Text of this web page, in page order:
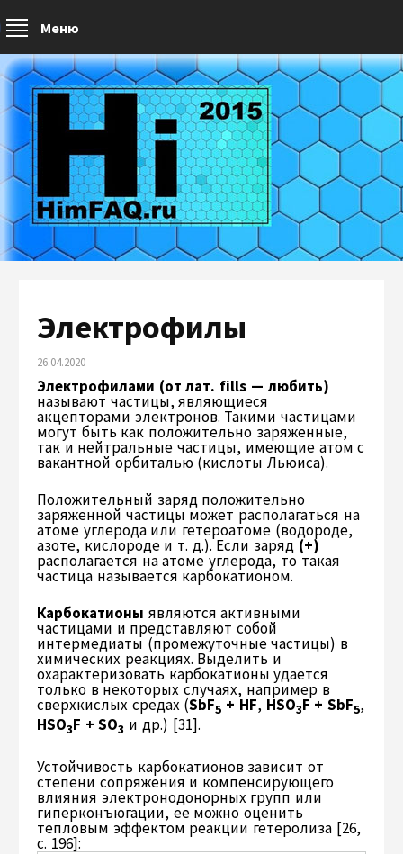
Меню
Электрофилы
26.04.2020
Электрофилами (от лат. fills — любить)
называют частицы, являющиеся
акцепторами электронов. Такими частицами
могут быть как положительно заряженные,
так и нейтральные частицы, имеющие атом с
вакантной орбиталью (кислоты Льюиса).
Положительный заряд положительно
заряженной частицы может располагаться на
атоме углерода или гетероатоме (водороде,
азоте, кислороде и т. д.). Если заряд (+)
располагается на атоме углерода, то такая
частица называется карбокатионом.
Карбокатионы являются активными
частицами и представляют собой
интермедиаты (промежуточные частицы) в
химических реакциях. Выделить и
охарактеризовать карбокатионы удается
только в некоторых случаях, например в
сверхкислых средах (SbF5 + HF, HSO3F + SbF5,
HSO3F + SO3 и др.) [31].
Устойчивость карбокатионов зависит от
степени сопряжения и компенсирующего
влияния электронодонорных групп или
гиперконъюгации, ее можно оценить
тепловым эффектом реакции гетеролиза [26,
с. 196]: